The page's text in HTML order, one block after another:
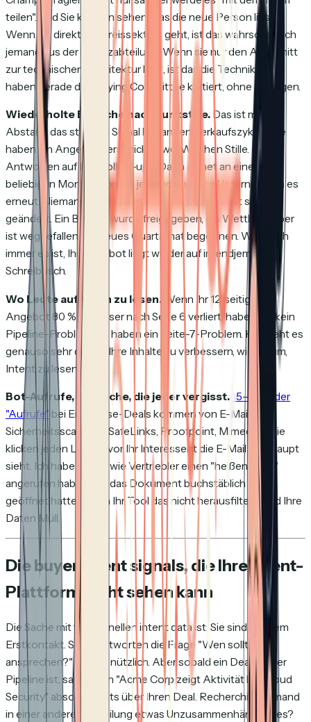
teilen". Und Sie können sehen, was die neue Person liest.
Wenn sie direkt zur Preissektion geht, ist das wahrscheinlich
jemand aus der Finanzabteilung. Wenn sie nur den Abschnitt
zur technischen Architektur liest, ist das die Technik. Sie
haben gerade das Buying Committee kartiert, ohne zu fragen.
Wiederholte Besuche nach Funkstille. Das ist mit
Abstand das stärkste Signal bei langen Verkaufszyklen. Sie
haben ein Angebot verschickt. Zwei Wochen Stille. Keine
Antworten auf Ihre Follow-ups. Dann öffnet an einem
beliebigen Montagmorgen jemand aus dem Unternehmen es
erneut. Niemand tut das aus Versehen. Etwas hat sich
geändert. Ein Budget wurde freigegeben, ein Wettbewerber
ist weggefallen, ein neues Quartal hat begonnen. Was auch
immer es ist, Ihr Angebot liegt wieder auf irgendjemandes
Schreibtisch.
Wo Leute aufhören zu lesen.
Wenn Ihr 12-seitiges
Angebot 80 % der Leser nach Seite 6 verliert, haben Sie kein
Pipeline-Problem. Sie haben ein Seite-7-Problem. Hier geht es
genauso sehr darum, Ihre Inhalte zu verbessern, wie darum,
Intent zu lesen.
Bot-Aufrufe, die Sache, die jeder vergisst. 15–40 % der
"Aufrufe" bei Enterprise-Deals kommen von E-Mail-
Sicherheitsscannern. SafeLinks, Proofpoint, Mimecast. Sie
klicken jeden Link, bevor Ihr Interessent die E-Mail überhaupt
sieht. Ich habe erlebt, wie Vertriebler einen "heißen Lead"
angerufen haben, der das Dokument buchstäblich nie
geöffnet hatte. Wenn Ihr Tool das nicht herausfiltert, sind Ihre
Daten Müll.
Die buyer intent signals, die Ihre Intent-
Plattform nicht sehen kann
Die Sache mit traditionellen intent data ist: Sie sind vor dem
Erstkontakt. Sie beantworten die Frage "Wen sollten wir
ansprechen?" Das ist nützlich. Aber sobald ein Deal in Ihrer
Pipeline ist, sagt Ihnen "Acme Corp zeigt Aktivität bei Cloud
Security" absolut nichts über Ihren Deal. Recherchiert jemand
in einer anderen Abteilung etwas Unzusammenhängendes?